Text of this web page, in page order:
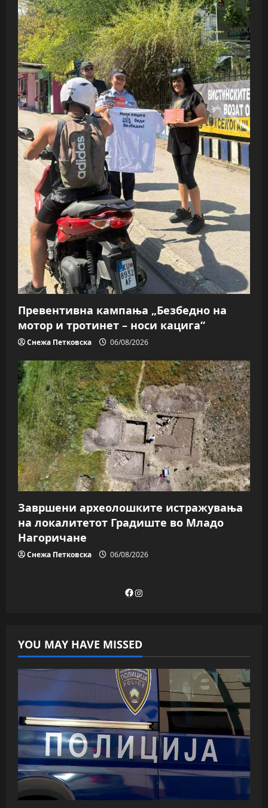
Превентивна кампања „Безбедно на
мотор и тротинет – носи кацига“
Снежа Петковска 06/08/2026
Завршени археолошките истражувања
на локалитетот Градиште во Младо
Нагоричане
Снежа Петковска 06/08/2026
Facebook
Instagram
YOU MAY HAVE MISSED